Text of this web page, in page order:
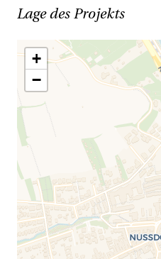
Lage des Projekts
+
−